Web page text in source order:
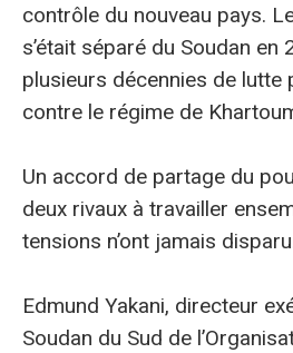
contrôle du nouveau pays.
s’était séparé du Soudan en
plusieurs décennies de lutte
contre le régime de
Un accord de partage du
deux rivaux à travailler
tensions n’ont jamais
Edmund Yakani, directeur
Soudan du Sud de